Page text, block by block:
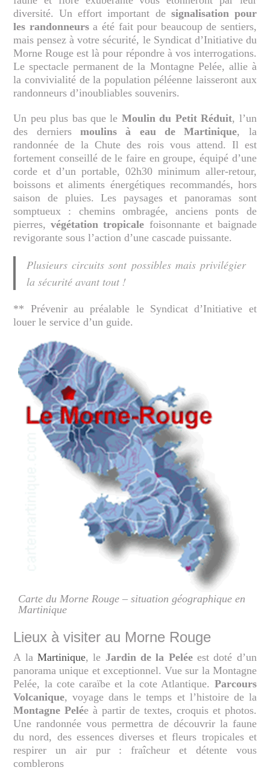
diversité. Un effort important de signalisation pour
les randonneursa été fait pour beaucoup de sentiers,
mais pensez à votre sécurité, le Syndicat d’Initiative du
Morne Rouge est là pour répondre à vos interrogations.
Le spectacle permanent de la Montagne Pelée, allie à
la convivialité de la population péléenne laisseront aux
randonneurs d’inoubliables souvenirs.
Un peu plus bas que le Moulin du Petit Réduit, l’un
des derniers moulins à eau de Martinique, la
randonnée de la Chute des rois vous attend. Il est
fortement conseillé de le faire en groupe, équipé d’une
corde et d’un portable, 02h30 minimum aller-retour,
boissons et aliments énergétiques recommandés, hors
saison de pluies. Les paysages et panoramas sont
somptueux : chemins ombragée, anciens ponts de
pierres,végétation tropicale foisonnante et baignade
revigorante sous l’action d’une cascade puissante.
Plusieurs circuits sont possibles mais privilégier
la sécurité avant tout !
** Prévenir au préalable le Syndicat d’Initiative et
louer le service d’un guide.
Carte du Morne Rouge – situation géographique en
Martinique
Lieux à visiter au Morne Rouge
A la Martinique, le Jardin de la Peléeest doté d’un
panorama unique et exceptionnel. Vue sur la Montagne
Pelée, la cote caraïbe et la cote Atlantique. Parcours
Volcanique, voyage dans le temps et l’histoire de la
Montagne Pelée à partir de textes, croquis et photos.
Une randonnée vous permettra de découvrir la faune
du nord, des essences diverses et fleurs tropicales et
respirer un air pur : fraîcheur et détente vous
comblerons